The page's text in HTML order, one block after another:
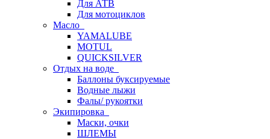
Для АТВ
Для мотоциклов
Масло
YAMALUBE
MOTUL
QUICKSILVER
Отдых на воде
Баллоны буксируемые
Водные лыжи
Фалы/ рукоятки
Экипировка
Маски, очки
ШЛЕМЫ